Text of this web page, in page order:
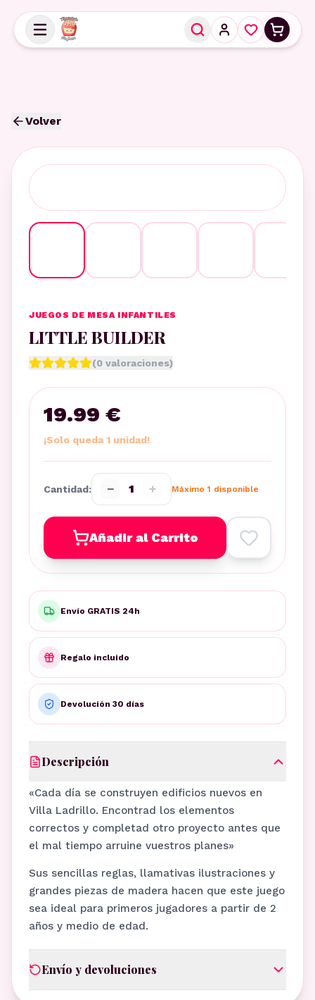
Volver
JUEGOS DE MESA INFANTILES
LITTLE BUILDER
(0 valoraciones)
19.99 €
¡Solo queda 1 unidad!
Cantidad: − 1 + Máximo 1 disponible
Añadir al Carrito
Envío GRATIS 24h
Regalo incluido
Devolución 30 días
Descripción
«Cada día se construyen edificios nuevos en
Villa Ladrillo. Encontrad los elementos
correctos y completad otro proyecto antes que
el mal tiempo arruine vuestros planes»
Sus sencillas reglas, llamativas ilustraciones y
grandes piezas de madera hacen que este juego
sea ideal para primeros jugadores a partir de 2
años y medio de edad.
Envío y devoluciones